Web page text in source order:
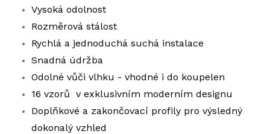
Vysoká odolnost
Rozměrová stálost
Rychlá a jednoduchá suchá instalace
Snadná údržba
Odolné vůči vlhku - vhodné i do koupelen
16 vzorů v exklusivním moderním designu
Doplňkové a zakončovací profily pro výsledný
dokonalý vzhled